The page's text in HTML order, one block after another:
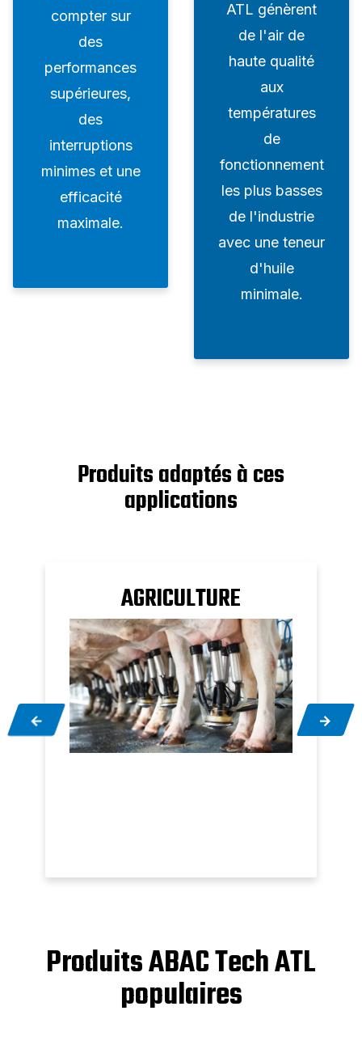
compter sur
des
performances
supérieures,
des
interruptions
minimes et une
efficacité
maximale.
ATL génèrent
de l'air de
haute qualité
aux
températures
de
fonctionnement
les plus basses
de l'industrie
avec une teneur
d'huile
minimale.
Produits adaptés à ces
applications
AGRICULTURE
Produits ABAC Tech ATL
populaires